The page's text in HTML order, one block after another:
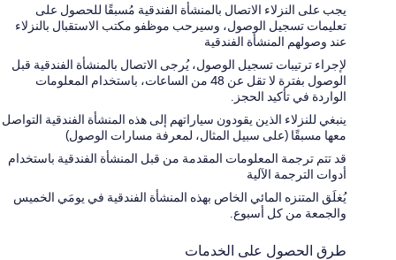
يجب على النزلاء الاتصال بالمنشأة الفندقية مُسبقًا للحصول على
تعليمات تسجيل الوصول، وسيرحب موظفو مكتب الاستقبال بالنزلاء
عند وصولهم المنشأة الفندقية
لإجراء ترتيبات تسجيل الوصول، يُرجى الاتصال بالمنشأة الفندقية قبل
الوصول بفترة لا تقل عن 48 من الساعات، باستخدام المعلومات
الواردة في تأكيد الحجز.
ينبغي للنزلاء الذين يقودون سياراتهم إلى هذه المنشأة الفندقية التواصل
معها مسبقًا (على سبيل المثال، لمعرفة مسارات الوصول)
قد تتم ترجمة المعلومات المقدمة من قبل المنشأة الفندقية باستخدام
أدوات الترجمة الآلية
يُغلَق المتنزه المائي الخاص بهذه المنشأة الفندقية في يومَي الخميس
والجمعة من كل أسبوع.
طرق الحصول على الخدمات